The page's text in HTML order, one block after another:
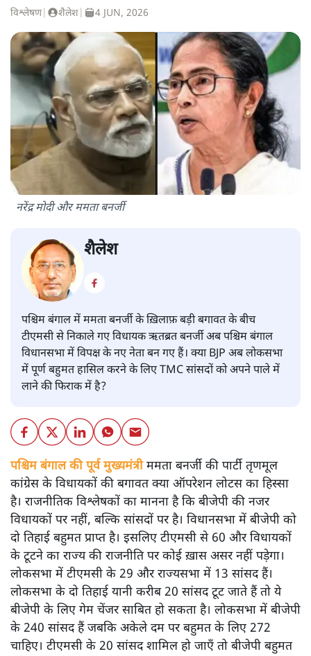
विश्लेषण| शैलेश 4 JUN, 2026
नरेंद्र मोदी और ममता बनर्जी
शैलेश
पश्चिम बंगाल में ममता बनर्जी के ख़िलाफ़ बड़ी बगावत के बीच
टीएमसी से निकाले गए विधायक ऋतब्रत बनर्जी अब पश्चिम बंगाल
विधानसभा में विपक्ष के नए नेता बन गए हैं। क्या BJP अब लोकसभा
में पूर्ण बहुमत हासिल करने के लिए TMC सांसदों को अपने पाले में
लाने की फिराक में है?
पश्चिम बंगाल की पूर्व मुख्यमंत्रीममता बनर्जी की पार्टी तृणमूल
कांग्रेस के विधायकों की बगावत क्या ऑपरेशन लोटस का हिस्सा
है। राजनीतिक विश्लेषकों का मानना है कि बीजेपी की नजर
विधायकों पर नहीं, बल्कि सांसदों पर है। विधानसभा में बीजेपी को
दो तिहाई बहुमत प्राप्त है। इसलिए टीएमसी से 60 और विधायकों
के टूटने का राज्य की राजनीति पर कोई ख़ास असर नहीं पड़ेगा।
लोकसभा में टीएमसी के 29 और राज्यसभा में 13 सांसद हैं।
लोकसभा के दो तिहाई यानी करीब 20 सांसद टूट जाते हैं तो ये
बीजेपी के लिए गेम चेंजर साबित हो सकता है। लोकसभा में बीजेपी
के 240 सांसद हैं जबकि अकेले दम पर बहुमत के लिए 272
चाहिए। टीएमसी के 20 सांसद शामिल हो जाएँ तो बीजेपी बहुमत